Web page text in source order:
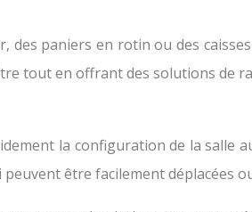
des paniers en rotin ou des
tout en offrant des solutions de
la configuration de la salle
être facilement déplacées